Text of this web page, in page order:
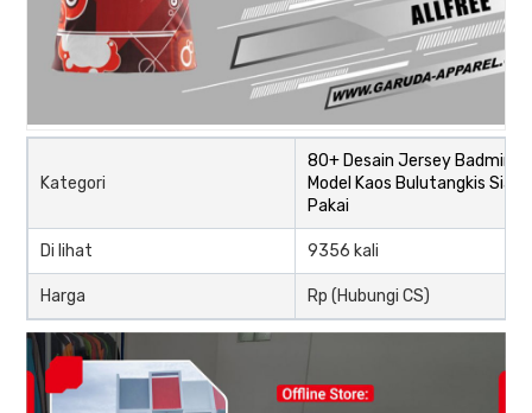
Kategori
80+ Desain Jersey
Model Kaos Bulutangkis Siap
Pakai
Di lihat 9356 kali
Harga Rp (Hubungi CS)